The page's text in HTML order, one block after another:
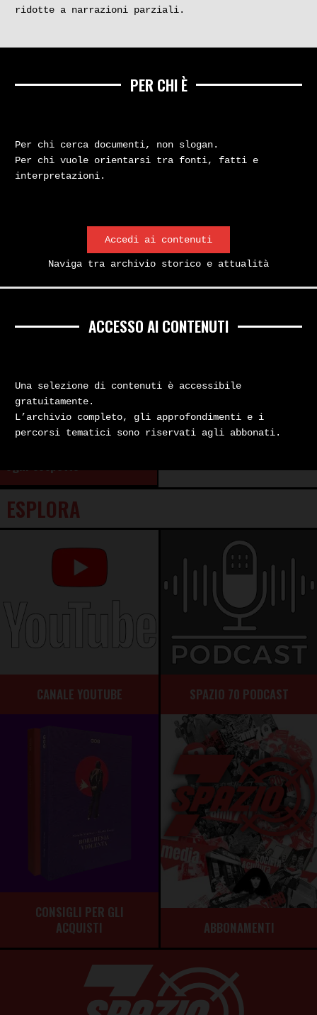
ministro della Giustizia sul delicato
di una delle vittime del mostro di
Firenze
Mostro di Firenze. La
vicenda giudiziaria e i
ragionevoli dubbi
Il fenomeno del
guardonismo nei primi
anni Ottanta. Gli «indiani»
e il mostro di Firenze
Mostro di Firenze. Un’
ESPLORA
CANALE YOUTUBE SPAZIO 70 PODCAST
CONSIGLI PER GLI
ACQUISTI
ABBONAMENTI
ridotte a narrazioni parziali.
PER CHI È
Per chi cerca documenti, non slogan.
Per chi vuole orientarsi tra fonti, fatti e
interpretazioni.
Accedi ai contenuti
Naviga tra archivio storico e attualità
ACCESSO AI CONTENUTI
Una selezione di contenuti è accessibile
gratuitamente.
L’archivio completo, gli approfondimenti e i
percorsi tematici sono riservati agli abbonati.